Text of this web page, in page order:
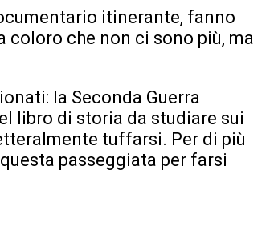
itinerante, fanno
coloro che non ci sono più, ma
la Seconda Guerra
libro di storia da studiare sui
tuffarsi. Per di più
passeggiata per farsi